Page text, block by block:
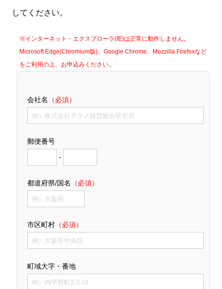
してください。
※インターネット・エクスプローラ(IE)は正常に動作しません。
Microsoft Edge(Chromium版)、Google Chrome、Mozzilla Firefoxなど
をご利用の上、お申込みください。
会社名 （必須）
郵便番号
-
都道府県/国名 （必須）
市区町村 （必須）
町域大字・番地